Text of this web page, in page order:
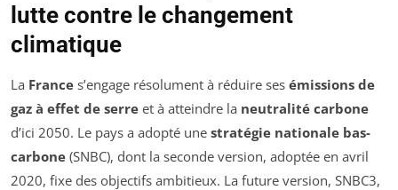
lutte contre le changement
climatique
La France s’engage résolument à réduire ses émissions de
gaz à effet de serre et à atteindre la neutralité carbone
d’ici 2050. Le pays a adopté une stratégie nationale bas-
carbone (SNBC), dont la seconde version, adoptée en avril
2020, fixe des objectifs ambitieux. La future version, SNBC3,